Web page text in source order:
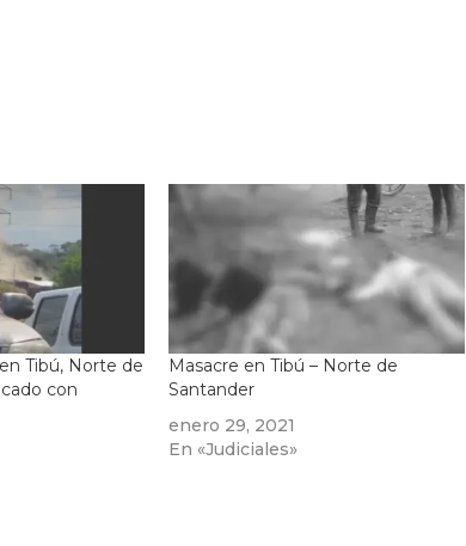
Tibú, Norte de
con
Masacre en Tibú – Norte de
Santander
enero 29, 2021
En «Judiciales»